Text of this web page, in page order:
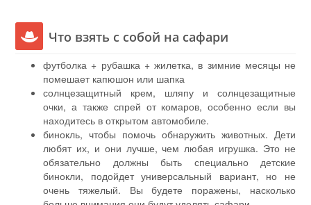
Что взять с собой на сафари
футболка + рубашка + жилетка, в зимние месяцы не
помешает капюшон или шапка
солнцезащитный крем, шляпу и солнцезащитные
очки, а также спрей от комаров, особенно если вы
находитесь в открытом автомобиле.
бинокль, чтобы помочь обнаружить животных. Дети
любят их, и они лучше, чем любая игрушка. Это не
обязательно должны быть специально детские
бинокли, подойдет универсальный вариант, но не
очень тяжелый. Вы будете поражены, насколько